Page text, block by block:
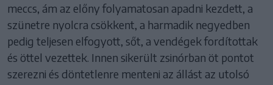
meccs, ám az előny folyamatosan apadni kezdett, a
szünetre nyolcra csökkent, a harmadik negyedben
pedig teljesen elfogyott, sőt, a vendégek fordítottak
és öttel vezettek. Innen sikerült zsinórban öt pontot
szerezni és döntetlenre menteni az állást az utolsó